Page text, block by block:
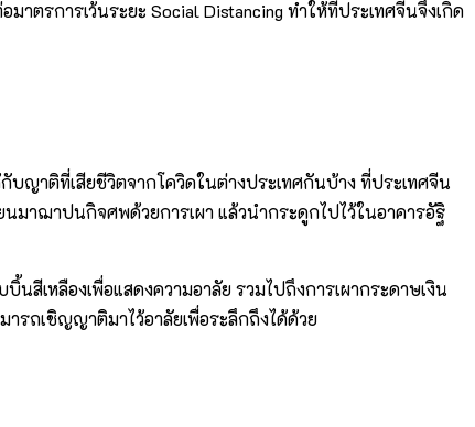
าตรการเว้นระยะ Social Distancing ทำให้ที่ประเทศจีนจึงเกิด
บญาติที่เสียชีวิตจากโควิดในต่างประเทศกันบ้าง ที่ประเทศจีน
นมาฌาปนกิจศพด้วยการเผา แล้วนำกระดูกไปไว้ในอาคารอัฐิ
สีเหลืองเพื่อแสดงความอาลัย รวมไปถึงการเผากระดาษเงิน
รถเชิญญาติมาไว้อาลัยเพื่อระลึกถึงได้ด้วย